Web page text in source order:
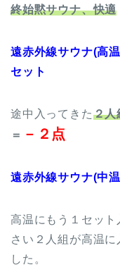
終始黙サウナ、快適
遠赤外線サウナ(高
セット
途中入ってきた２人
＝ －２点
遠赤外線サウナ(中
高温にもう１セッ
さい２人組が高温
した。